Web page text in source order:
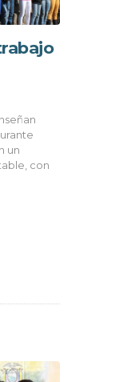
un
con